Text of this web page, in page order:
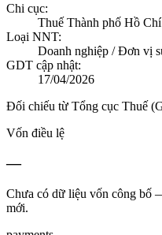
Chi cục:
Thuế Thành phố Hồ
Loại NNT:
Doanh nghiệp / Đơn vị
GDT cập nhật:
17/04/2026
Đối chiếu từ Tổng cục Thuế
Vốn điều lệ
—
Chưa có dữ liệu vốn công bố
mới.